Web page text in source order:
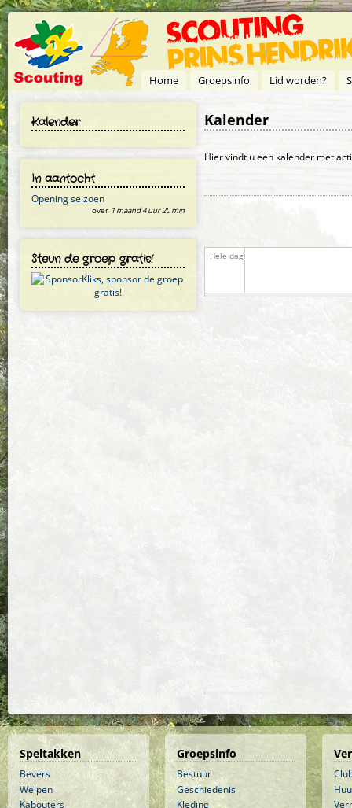
Overslaan en naar de inhoud gaan
Home Groepsinfo Lid worden?
Kalender
In aantocht
Opening seizoen
over 1 maand 4 uur 20 min
Steun de groep gratis!
Kalender
Primaire tabs
Hier vindt u een kalender met
Hele dag
Speltakken
Bevers
Welpen
Kabouters
Groepsinfo
Bestuur
Geschiedenis
Kleding